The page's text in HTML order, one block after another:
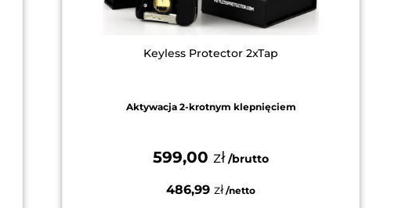
Keyless Protector 2xTap
Aktywacja 2-krotnym klepnięciem
599,00 zł
486,99 zł